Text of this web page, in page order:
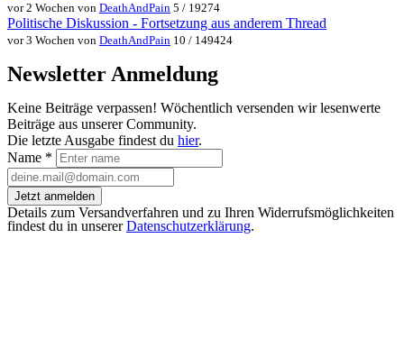
vor 2 Wochen von DeathAndPain 5 / 19274
Politische Diskussion - Fortsetzung aus anderem Thread
vor 3 Wochen von DeathAndPain 10 / 149424
Newsletter Anmeldung
Keine Beiträge verpassen! Wöchentlich versenden wir lesenwerte
Beiträge aus unserer Community.
Die letzte Ausgabe findest du hier.
Name *
Jetzt anmelden
Details zum Versandverfahren und zu Ihren Widerrufsmöglichkeiten
findest du in unsererDatenschutzerklärung.